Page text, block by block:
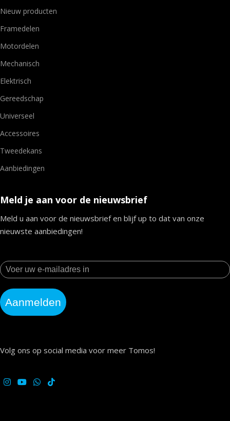
Nieuw producten
Framedelen
Motordelen
Mechanisch
Elektrisch
Gereedschap
Universeel
Accessoires
Tweedekans
Aanbiedingen
Meld je aan voor de nieuwsbrief
Meld u aan voor de nieuwsbrief en blijf up to dat van onze
nieuwste aanbiedingen!
Aanmelden
Volg ons op social media voor meer Tomos!